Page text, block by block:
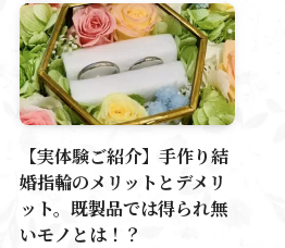
【実体験ご紹介】手作り結
婚指輪のメリットとデメリ
ット。既製品では得られ無
いモノとは！？